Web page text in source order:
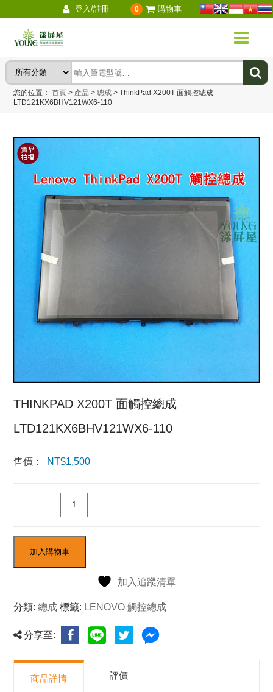
登入/註冊 0 購物車
您的位置：首頁 > 產品 > 總成 > ThinkPad X200T 面觸控總成
LTD121KX6BHV121WX6-110
THINKPAD X200T 面觸控總成
LTD121KX6BHV121WX6-110
售價： NT$1,500
加入購物車
加入追蹤清單
分類:總成 標籤: LENOVO 觸控總成
分享至:
商品詳情 評價